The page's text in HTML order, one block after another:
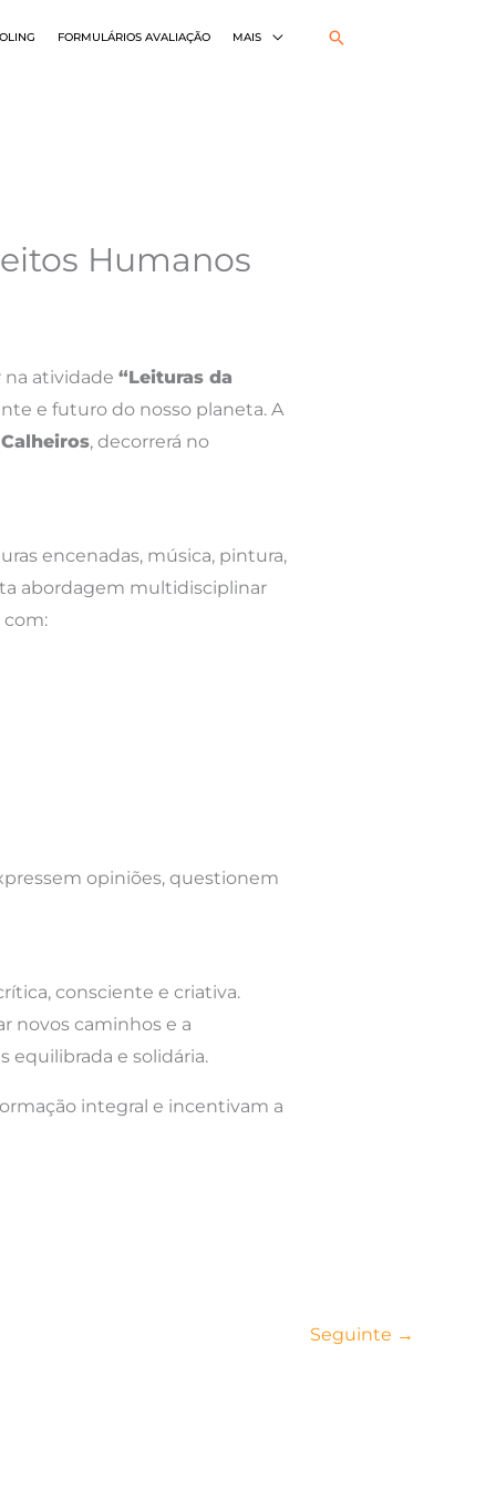
FORMULÁRIOS AVALIAÇÃO MAIS Pesquisar
Humanos
na atividade “Leituras da
e futuro do nosso planeta. A
, decorrerá no
encenadas, música, pintura,
abordagem multidisciplinar
opiniões, questionem
consciente e criativa.
novos caminhos e a
equilibrada e solidária.
integral e incentivam a
Seguinte →